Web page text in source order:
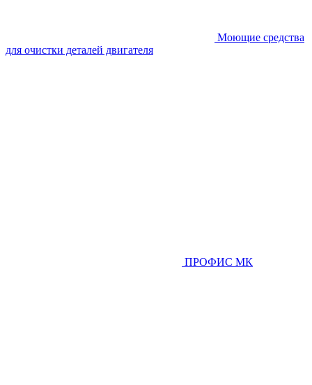
Моющие средства
для очистки деталей двигателя
ПРОФИС МК